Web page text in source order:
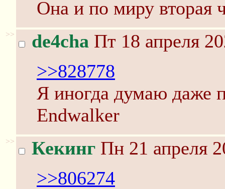
Она и по миру вторая
>> de4cha Пт 18 апреля
>>828778
Я иногда думаю даже
Endwalker
>> Кекинг Пн 21 апреля
>>806274